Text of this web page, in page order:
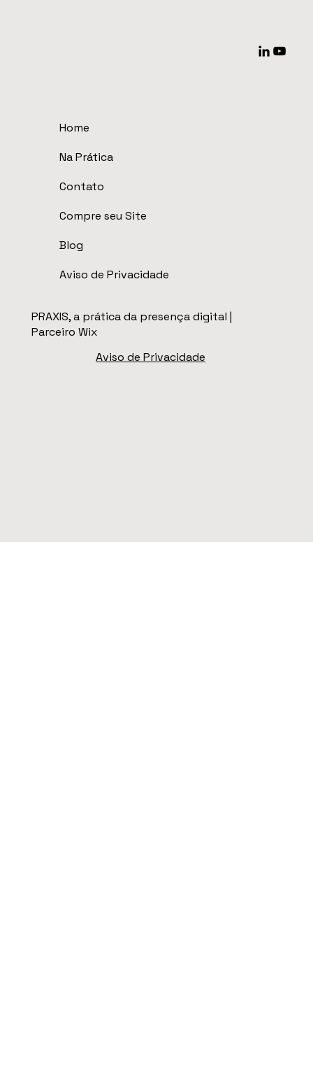
PRAXIS, a prática da presença digital |
Parceiro Wix
Home
Na Prática
Contato
Compre seu Site
Blog
Aviso de Privacidade
Aviso de Privacidade